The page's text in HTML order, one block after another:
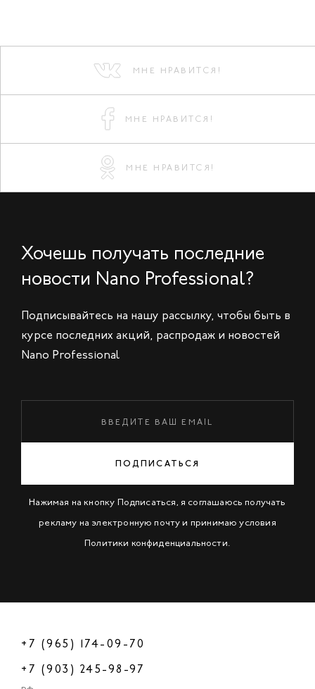
МНЕ НРАВИТСЯ!
МНЕ НРАВИТСЯ!
МНЕ НРАВИТСЯ!
Хочешь получать последние
новости Nano Professional?
Подписывайтесь на нашу рассылку, чтобы быть в
курсе последних акций, распродаж и новостей
Nano Professional
ПОДПИСАТЬСЯ
Нажимая на кнопку Подписаться, я соглашаюсь получать
рекламу на электронную почту и принимаю условия
Политики конфиденциальности.
+7 (965) 174-09-70
+7 (903) 245-98-97